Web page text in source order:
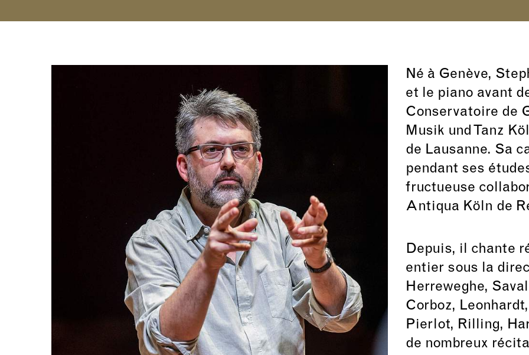
Né à Genève,
et le piano avant
Conservatoire de
Musik und Tanz
de Lausanne. Sa
pendant ses
fructueuse
Antiqua Köln de
Depuis, il chante
entier sous la
Herreweghe,
Corboz,
Pierlot, Rilling,
de nombreux